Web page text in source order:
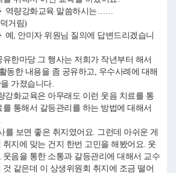
역량강화교육 말씀하시는……
거림)
예, 안미자 위원님 질의에 답변드리겠습니
한마당 그 행사는 저희가 작년부터 해서
동한 내용을 좀 공유하고, 우수사례에 대해
가졌습니다.
강화교육은 아무래도 이런 웃음 치료를 통
통해서 갈등관리를 하는 방법에 대해서
를 보면 좋은 취지였어요. 그런데 아쉬운 게
지에 맞는 건지 한번 고민을 해봤어요. 웃
웃음을 통한 소통과 갈등관리에 대해서 교수
같은데 이 상생위원회 취지에 조금 떨어